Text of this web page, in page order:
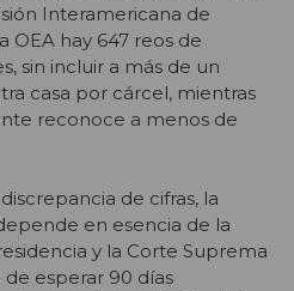
Interamericana de
OEA hay 647 reos de
sin incluir a más de un
casa por cárcel, mientras
reconoce a menos de
de cifras, la
en esencia de la
y la Corte Suprema
de esperar 90 días